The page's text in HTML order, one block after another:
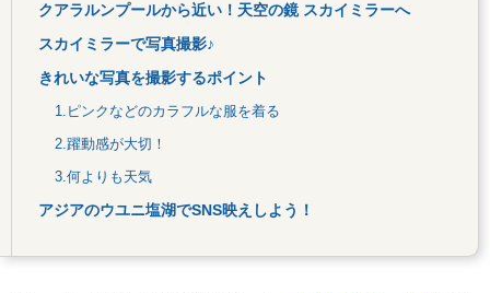
クアラルンプールから近い！天空の鏡 スカイミラーへ
スカイミラーで写真撮影♪
きれいな写真を撮影するポイント
1.ピンクなどのカラフルな服を着る
2.躍動感が大切！
3.何よりも天気
アジアのウユニ塩湖でSNS映えしよう！